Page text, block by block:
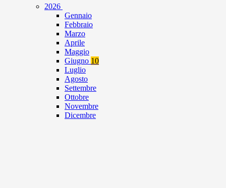
2026
Gennaio
Febbraio
Marzo
Aprile
Maggio
Giugno 10
Luglio
Agosto
Settembre
Ottobre
Novembre
Dicembre